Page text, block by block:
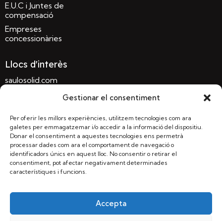
Gestionar el consentiment
Per oferir les millors experiències, utilitzem tecnologies com ara
galetes per emmagatzemar i/o accedir a la informació del dispositiu.
Donar el consentiment a aquestes tecnologies ens permetrà
processar dades com ara el comportament de navegació o
identificadors únics en aquest lloc. No consentir o retirar el
consentiment, pot afectar negativament determinades
característiques i funcions.
Accepta
E.U.C i Juntes de
compensació
Empreses
concessionàries
Llocs d'interès
saulosolid.com
sauloconglomerat.com
sauloparc.com
terrasolida.com
– Carrer Garbí, 55, 17240 |informacio@massachs.com|
© 2024 Tots els drets reservats| Política de privadesa |